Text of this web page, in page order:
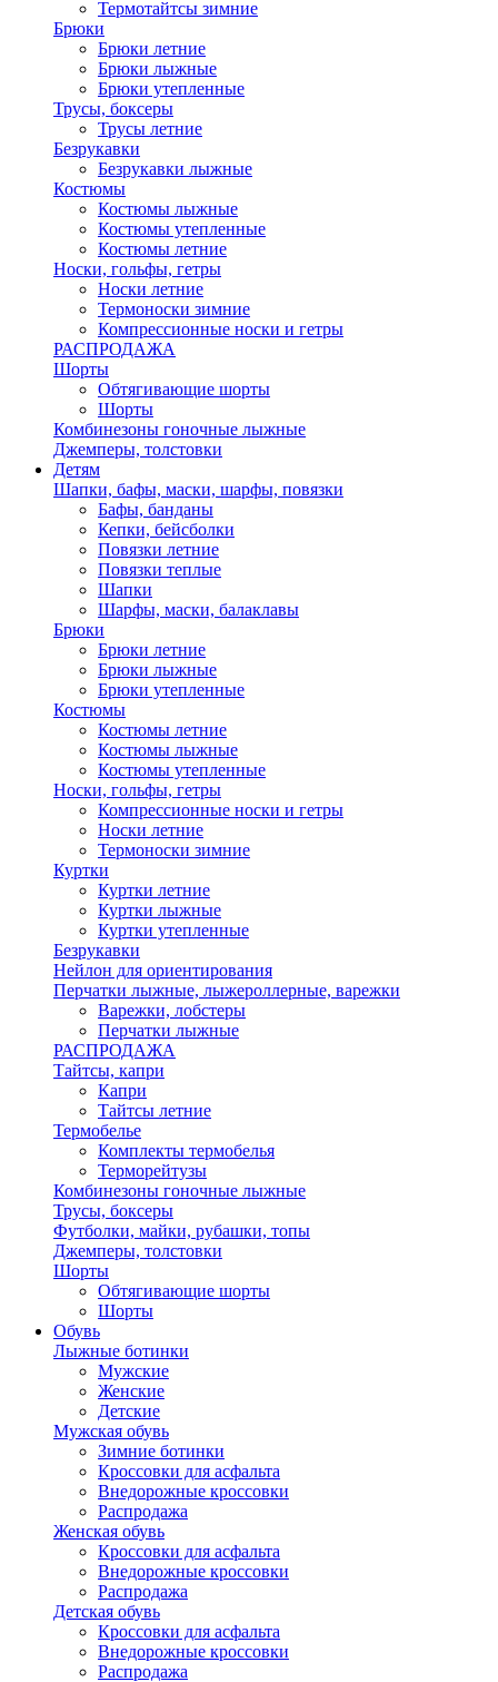
Термотайтсы зимние
Брюки
Брюки летние
Брюки лыжные
Брюки утепленные
Трусы, боксеры
Трусы летние
Безрукавки
Безрукавки лыжные
Костюмы
Костюмы лыжные
Костюмы утепленные
Костюмы летние
Носки, гольфы, гетры
Носки летние
Термоноски зимние
Компрессионные носки и гетры
РАСПРОДАЖА
Шорты
Обтягивающие шорты
Шорты
Комбинезоны гоночные лыжные
Джемперы, толстовки
Детям
Шапки, бафы, маски, шарфы, повязки
Бафы, банданы
Кепки, бейсболки
Повязки летние
Повязки теплые
Шапки
Шарфы, маски, балаклавы
Брюки
Брюки летние
Брюки лыжные
Брюки утепленные
Костюмы
Костюмы летние
Костюмы лыжные
Костюмы утепленные
Носки, гольфы, гетры
Компрессионные носки и гетры
Носки летние
Термоноски зимние
Куртки
Куртки летние
Куртки лыжные
Куртки утепленные
Безрукавки
Нейлон для ориентирования
Перчатки лыжные, лыжероллерные, варежки
Варежки, лобстеры
Перчатки лыжные
РАСПРОДАЖА
Тайтсы, капри
Капри
Тайтсы летние
Термобелье
Комплекты термобелья
Терморейтузы
Комбинезоны гоночные лыжные
Трусы, боксеры
Футболки, майки, рубашки, топы
Джемперы, толстовки
Шорты
Обтягивающие шорты
Шорты
Обувь
Лыжные ботинки
Мужские
Женские
Детские
Мужская обувь
Зимние ботинки
Кроссовки для асфальта
Внедорожные кроссовки
Распродажа
Женская обувь
Кроссовки для асфальта
Внедорожные кроссовки
Распродажа
Детская обувь
Кроссовки для асфальта
Внедорожные кроссовки
Распродажа